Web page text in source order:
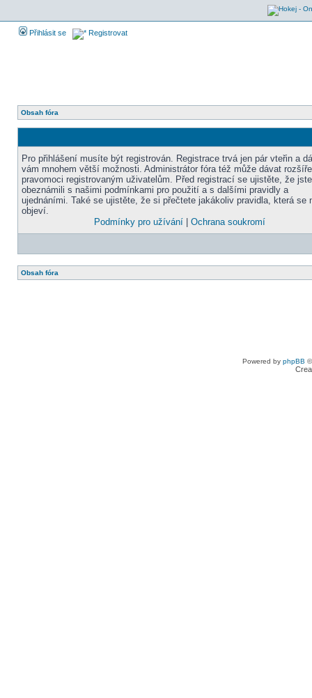
Přihlásit se Registrovat
Obsah fóra
Pro přihlášení musíte být registrován. Registrace trvá jen pár vteřin a
vám mnohem větší možnosti. Administrátor fóra též může dávat
pravomoci registrovaným uživatelům. Před registrací se ujistěte, že
obeznámili s našimi podmínkami pro použití a s dalšími pravidly a
ujednáními. Také se ujistěte, že si přečtete jakákoliv pravidla, která se
objeví.
Podmínky pro užívání| Ochrana soukromí
Obsah fóra
Powered by phpBB